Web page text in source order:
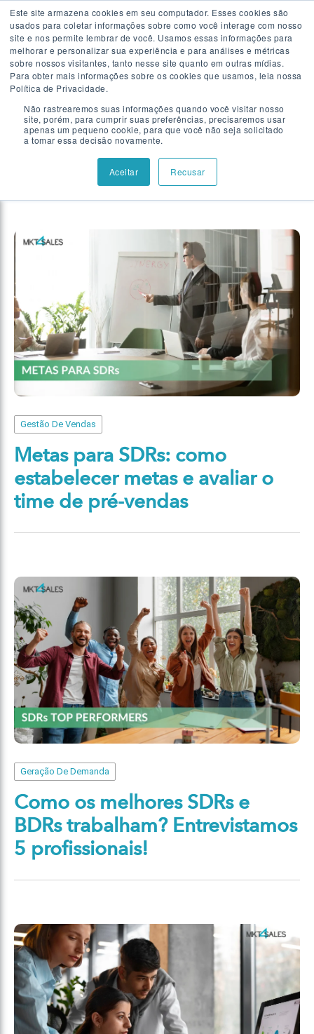
Este site armazena cookies em seu computador. Esses cookies são
usados para coletar informações sobre como você interage com nosso
site e nos permite lembrar de você. Usamos essas informações para
melhorar e personalizar sua experiência e para análises e métricas
sobre nossos visitantes, tanto nesse site quanto em outras mídias.
Para obter mais informações sobre os cookies que usamos, leia nossa
Política de Privacidade.
Não rastrearemos suas informações quando você visitar nosso
site, porém, para cumprir suas preferências, precisaremos usar
apenas um pequeno cookie, para que você não seja solicitado
a tomar essa decisão novamente.
Aceitar Recusar
Falar com especialista
Showing results related to
Prospecção
Gestão De Vendas
Metas para SDRs: como
estabelecer metas e avaliar o
time de pré-vendas
Geração De Demanda
Como os melhores SDRs e
BDRs trabalham? Entrevistamos
5 profissionais!